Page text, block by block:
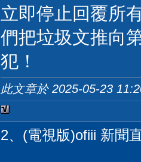
立即停止回覆所
們把垃圾文推向
犯！
此文章於 2025-05-23
2、(電視版)ofiii 新聞